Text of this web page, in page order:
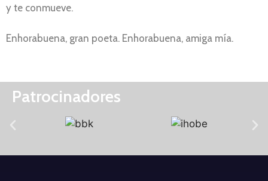
y te conmueve.
Enhorabuena, gran poeta. Enhorabuena, amiga mía.
Patrocinadores